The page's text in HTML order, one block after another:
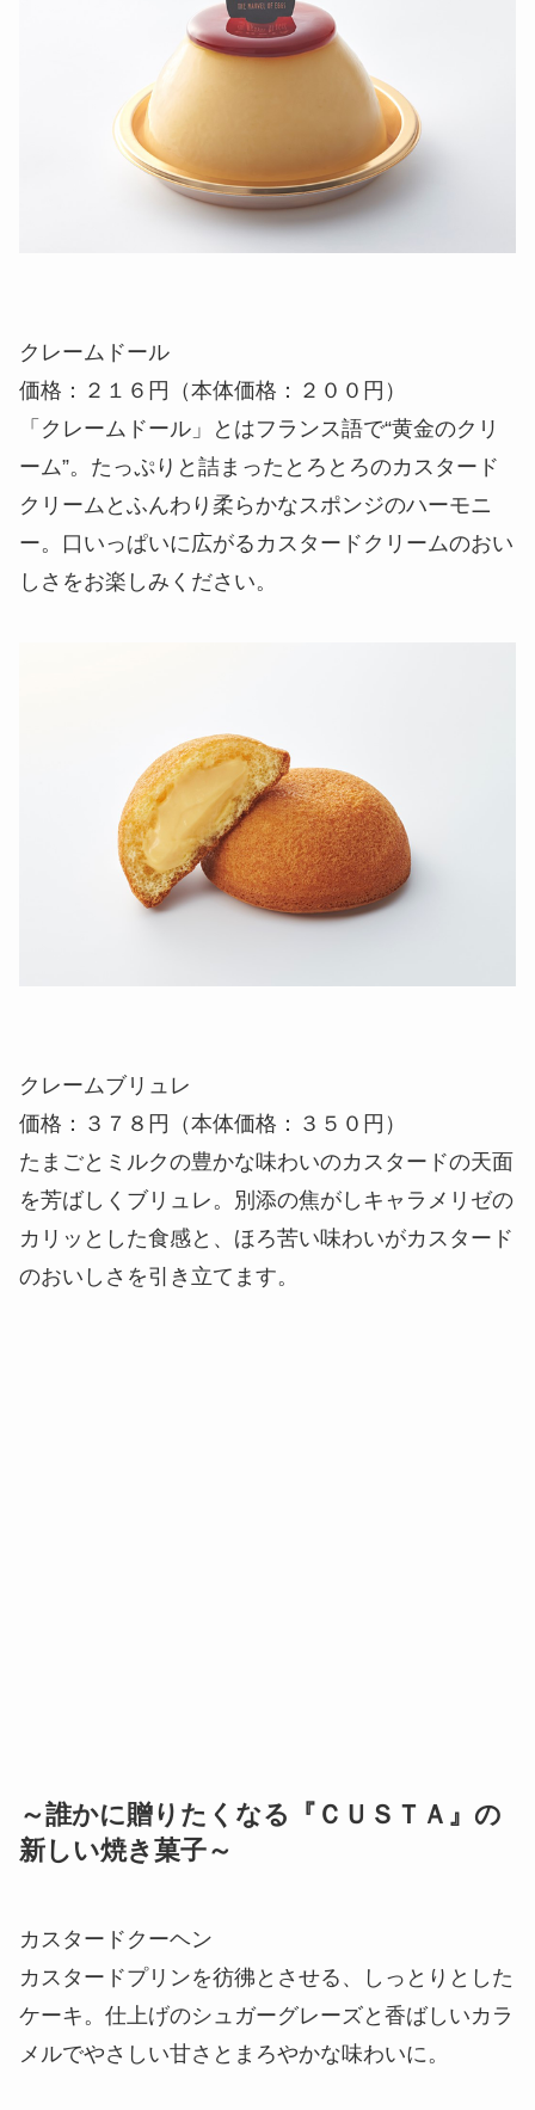
クレームドール
価格：２１６円（本体価格：２００円）
「クレームドール」とはフランス語で“黄金のクリ
ーム”。たっぷりと詰まったとろとろのカスタード
クリームとふんわり柔らかなスポンジのハーモニ
ー。口いっぱいに広がるカスタードクリームのおい
しさをお楽しみください。
クレームブリュレ
価格：３７８円（本体価格：３５０円）
たまごとミルクの豊かな味わいのカスタードの天面
を芳ばしくブリュレ。別添の焦がしキャラメリゼの
カリッとした食感と、ほろ苦い味わいがカスタード
のおいしさを引き立てます。
～誰かに贈りたくなる『ＣＵＳＴＡ』の
新しい焼き菓子～
カスタードクーヘン
カスタードプリンを彷彿とさせる、しっとりとした
ケーキ。仕上げのシュガーグレーズと香ばしいカラ
メルでやさしい甘さとまろやかな味わいに。